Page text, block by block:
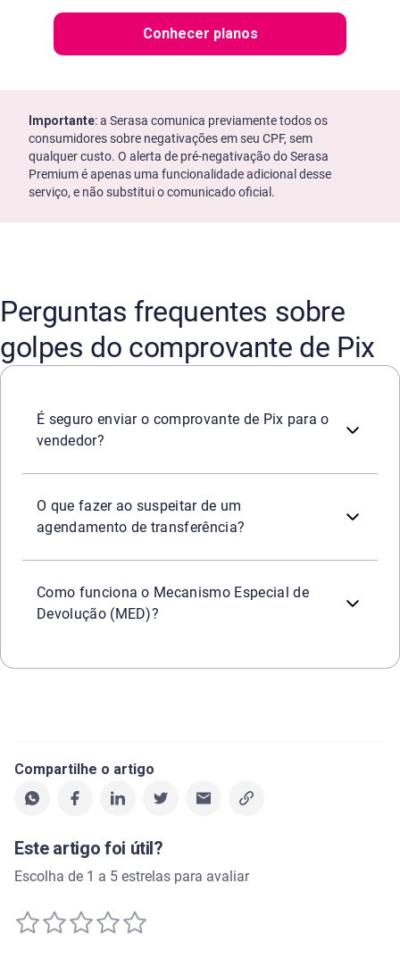
Conhecer planos
Importante: a Serasa comunica previamente todos os
consumidores sobre negativações em seu CPF, sem
qualquer custo. O alerta de pré-negativação do Serasa
Premium é apenas uma funcionalidade adicional desse
serviço, e não substitui o comunicado oficial.
Perguntas frequentes sobre
golpes do comprovante de Pix
É seguro enviar o comprovante de Pix para o
vendedor?
O que fazer ao suspeitar de um
agendamento de transferência?
Como funciona o Mecanismo Especial de
Devolução (MED)?
Compartilhe o artigo
Este artigo foi útil?
Escolha de 1 a 5 estrelas para avaliar